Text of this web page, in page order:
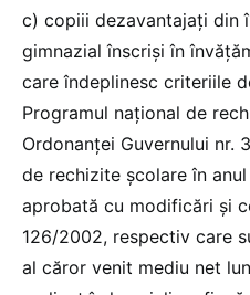
c) copiii dezavantajaţi din
gimnazial înscrişi în
care îndeplinesc criteriile
Programul naţional de
Ordonanţei Guvernului nr.
de rechizite şcolare în
aprobată cu modificări şi
126/2002, respectiv care
al căror venit mediu net